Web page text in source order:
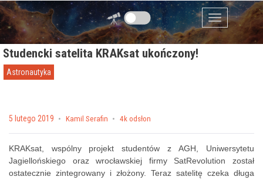
Przejdź do zawartości
Menu
Studencki satelita KRAKsat ukończony!
Astronautyka
Posted on
5 lutego 2019 by Kamil Serafin 4k odsłon
KRAKsat, wspólny projekt studentów z AGH, Uniwersytetu
Jagiellońskiego oraz wrocławskiej firmy SatRevolution został
ostatecznie zintegrowany i złożony. Teraz satelitę czeka długa